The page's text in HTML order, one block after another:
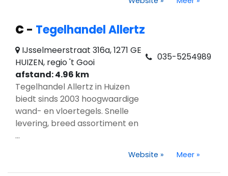
C - Tegelhandel Allertz
IJsselmeerstraat 316a, 1271 GE
HUIZEN, regio 't Gooi
afstand: 4.96 km
Tegelhandel Allertz in Huizen
biedt sinds 2003 hoogwaardige
wand- en vloertegels. Snelle
levering, breed assortiment en
...
035-5254989
Website » Meer »